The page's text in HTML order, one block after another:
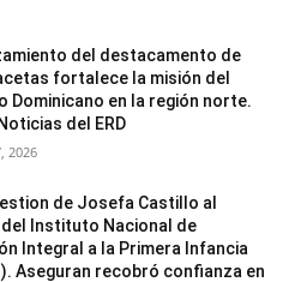
del destacamento de
fortalece la misión del
Dominicano en la región norte.
del ERD
2026
de Josefa Castillo al
Instituto Nacional de
Integral a la Primera Infancia
Aseguran recobró confianza en